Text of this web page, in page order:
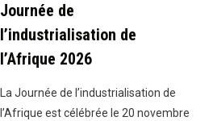
l’Afrique
de
l’Ouest"
Journée de
l’industrialisation de
l’Afrique 2026
La Journée de l’industrialisation de
l’Afrique est célébrée le 20 novembre